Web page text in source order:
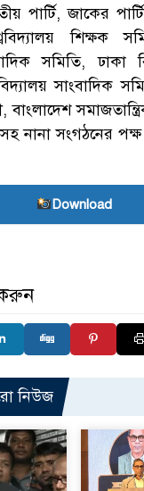
পার্টি, জাকের
শিক্ষক
সমিতি, ঢাকা
সাংবাদিক
বাংলাদেশ
নানা সংগঠনের পক্ষ
Download
নিউজ